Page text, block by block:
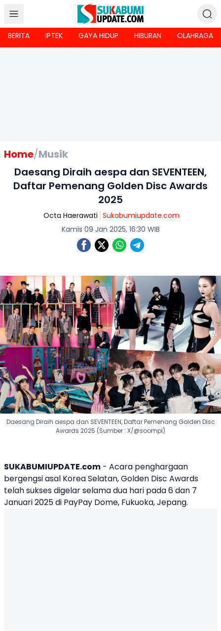
BERITA IPTEK GAYA HIDUP HIBURAN OLAHRAGA
Home/Musik
Daesang Diraih aespa dan SEVENTEEN,
Daftar Pemenang Golden Disc Awards
2025
Octa Haerawati Sukabumiupdate.com
Kamis 09 Jan 2025, 16:30 WIB
Daesang Diraih aespa dan SEVENTEEN, Daftar Pemenang Golden Disc
Awards 2025 (Sumber : X/@soompi)
SUKABUMIUPDATE.com - Acara penghargaan
bergengsi asal Korea Selatan,Golden Disc Awards
telah sukses digelar selama dua hari pada 6 dan 7
Januari 2025 di PayPay Dome, Fukuoka, Jepang.